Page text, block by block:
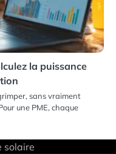
la puissance
sans vraiment
une PME, chaque
solaire